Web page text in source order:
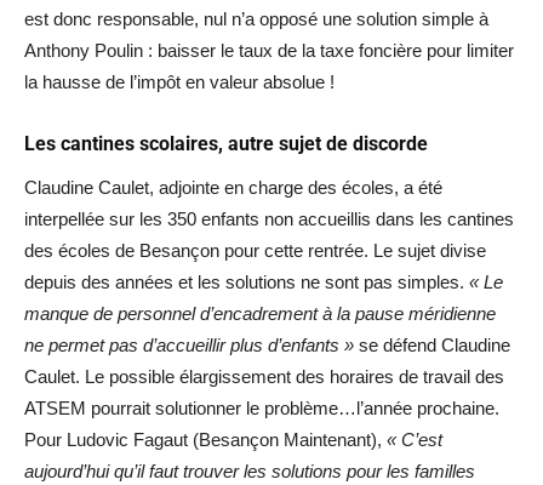
est donc responsable, nul n’a opposé une solution simple à
Anthony Poulin : baisser le taux de la taxe foncière pour limiter
la hausse de l’impôt en valeur absolue !
Les cantines scolaires, autre sujet de discorde
Claudine Caulet, adjointe en charge des écoles, a été
interpellée sur les 350 enfants non accueillis dans les cantines
des écoles de Besançon pour cette rentrée. Le sujet divise
depuis des années et les solutions ne sont pas simples. « Le
manque de personnel d’encadrement à la pause méridienne
ne permet pas d’accueillir plus d’enfants » se défend Claudine
Caulet. Le possible élargissement des horaires de travail des
ATSEM pourrait solutionner le problème…l’année prochaine.
Pour Ludovic Fagaut (Besançon Maintenant), « C’est
aujourd’hui qu’il faut trouver les solutions pour les familles